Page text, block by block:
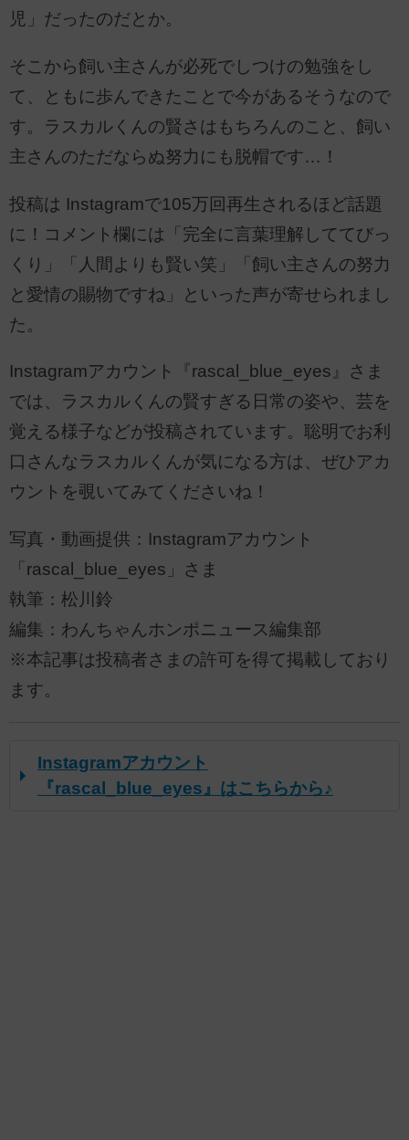
児」だったのだとか。
そこから飼い主さんが必死でしつけの勉強をし
て、ともに歩んできたことで今があるそうなので
す。ラスカルくんの賢さはもちろんのこと、飼い
主さんのただならぬ努力にも脱帽です…！
投稿は Instagramで105万回再生されるほど話題
に！コメント欄には「完全に言葉理解しててびっ
くり」「人間よりも賢い笑」「飼い主さんの努力
と愛情の賜物ですね」といった声が寄せられまし
た。
Instagramアカウント『rascal_blue_eyes』さま
では、ラスカルくんの賢すぎる日常の姿や、芸を
覚える様子などが投稿されています。聡明でお利
口さんなラスカルくんが気になる方は、ぜひアカ
ウントを覗いてみてくださいね！
写真・動画提供：Instagramアカウント
「rascal_blue_eyes」さま
執筆：松川鈴
編集：わんちゃんホンポニュース編集部
※本記事は投稿者さまの許可を得て掲載しており
ます。
Instagramアカウント
『rascal_blue_eyes』はこちらから♪